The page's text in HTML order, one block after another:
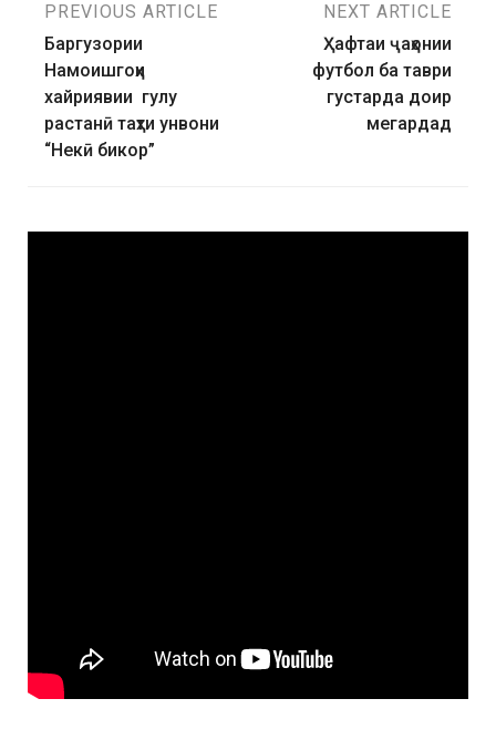
PREVIOUS ARTICLE
Баргузории
Намоишгоҳи
хайриявии гулу
растанӣ таҳти унвони
“Некӣ бикор”
NEXT ARTICLE
Ҳафтаи ҷаҳонии
футбол ба таври
густарда доир
мегардад